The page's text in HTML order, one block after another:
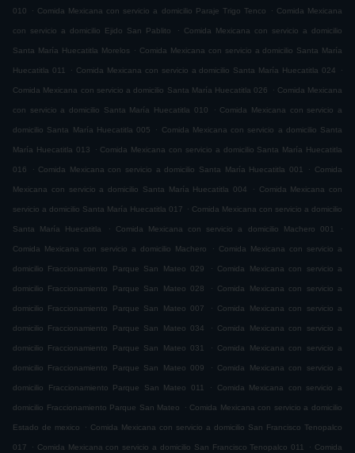
010 . Comida Mexicana con servicio a domicilio Paraje Trigo Tenco . Comida Mexicana
con servicio a domicilio Ejido San Pablito . Comida Mexicana con servicio a domicilio
Santa María Huecatitla Morelos . Comida Mexicana con servicio a domicilio Santa María
Huecatitla 011 . Comida Mexicana con servicio a domicilio Santa María Huecatitla 024 .
Comida Mexicana con servicio a domicilio Santa María Huecatitla 026 . Comida Mexicana
con servicio a domicilio Santa María Huecatitla 010 . Comida Mexicana con servicio a
domicilio Santa María Huecatitla 005 . Comida Mexicana con servicio a domicilio Santa
María Huecatitla 013 . Comida Mexicana con servicio a domicilio Santa María Huecatitla
016 . Comida Mexicana con servicio a domicilio Santa María Huecatitla 001 . Comida
Mexicana con servicio a domicilio Santa María Huecatitla 004 . Comida Mexicana con
servicio a domicilio Santa María Huecatitla 017 . Comida Mexicana con servicio a domicilio
Santa María Huecatitla . Comida Mexicana con servicio a domicilio Machero 001 .
Comida Mexicana con servicio a domicilio Machero . Comida Mexicana con servicio a
domicilio Fraccionamiento Parque San Mateo 029 . Comida Mexicana con servicio a
domicilio Fraccionamiento Parque San Mateo 028 . Comida Mexicana con servicio a
domicilio Fraccionamiento Parque San Mateo 007 . Comida Mexicana con servicio a
domicilio Fraccionamiento Parque San Mateo 034 . Comida Mexicana con servicio a
domicilio Fraccionamiento Parque San Mateo 031 . Comida Mexicana con servicio a
domicilio Fraccionamiento Parque San Mateo 009 . Comida Mexicana con servicio a
domicilio Fraccionamiento Parque San Mateo 011 . Comida Mexicana con servicio a
domicilio Fraccionamiento Parque San Mateo . Comida Mexicana con servicio a domicilio
Estado de mexico . Comida Mexicana con servicio a domicilio San Francisco Tenopalco
017 . Comida Mexicana con servicio a domicilio San Francisco Tenopalco 011 . Comida